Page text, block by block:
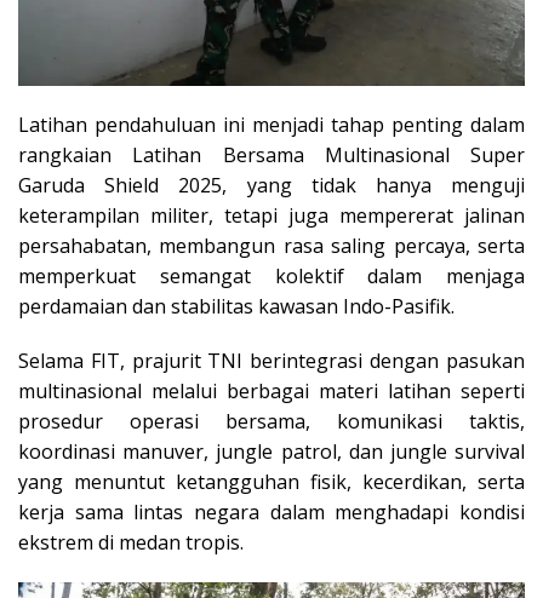
Latihan pendahuluan ini menjadi tahap penting dalam
rangkaian Latihan Bersama Multinasional Super
Garuda Shield 2025, yang tidak hanya menguji
keterampilan militer, tetapi juga mempererat jalinan
persahabatan, membangun rasa saling percaya, serta
memperkuat semangat kolektif dalam menjaga
perdamaian dan stabilitas kawasan Indo-Pasifik.
Selama FIT, prajurit TNI berintegrasi dengan pasukan
multinasional melalui berbagai materi latihan seperti
prosedur operasi bersama, komunikasi taktis,
koordinasi manuver, jungle patrol, dan jungle survival
yang menuntut ketangguhan fisik, kecerdikan, serta
kerja sama lintas negara dalam menghadapi kondisi
ekstrem di medan tropis.